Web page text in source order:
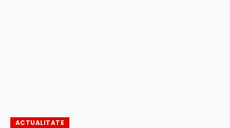
ACTUALITATE